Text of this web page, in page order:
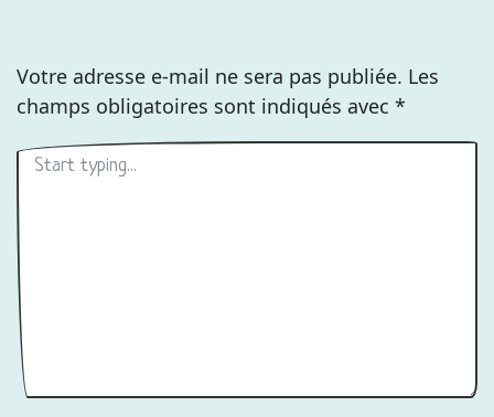
Votre adresse e-mail ne sera pas publiée. Les
champs obligatoires sont indiqués avec *